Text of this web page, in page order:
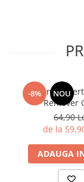
-8% NOU
Deturner
Remover
Decontaminare
Gel pH
64,90
de la
ADAUGA